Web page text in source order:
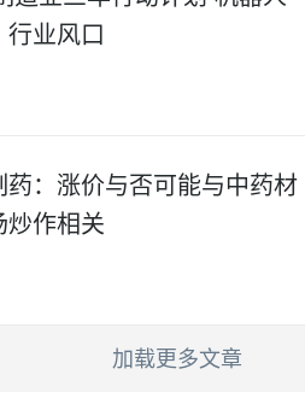
业风口
：涨价与否可能与中药材
炒作相关
加载更多文章